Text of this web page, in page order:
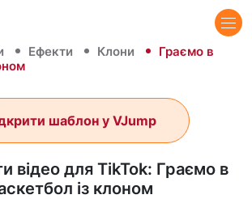
Ефекти Клони
Граємо в
відео для TikTok: Граємо в
із клоном
шаблон у VJump